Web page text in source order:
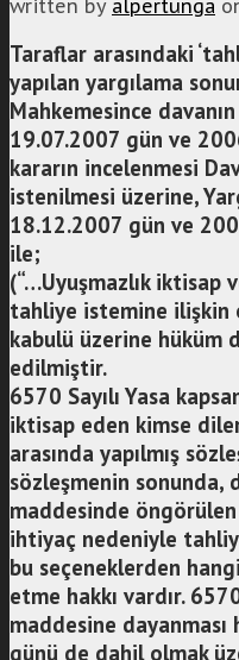
written by alpertunga
Taraflar arasındaki
yapılan yargılama
Mahkemesince
19.07.2007 gün ve
kararın incelenmesi
istenilmesi üzerine,
18.12.2007 gün ve
ile;
(“…Uyuşmazlık iktisap
tahliye istemine ilişkin
kabulü üzerine hüküm
edilmiştir.
6570 Sayılı Yasa
iktisap eden kimse
arasında yapılmış
sözleşmenin sonunda,
maddesinde
ihtiyaç nedeniyle
bu seçeneklerden
etme hakkı vardır.
maddesine
günü de dahil olmak